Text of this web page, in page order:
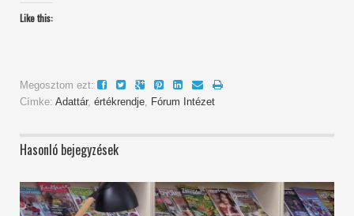
Like this:
Megosztom ezt:
Címke: Adattár, értékrendje, Fórum Intézet
Hasonló bejegyzések